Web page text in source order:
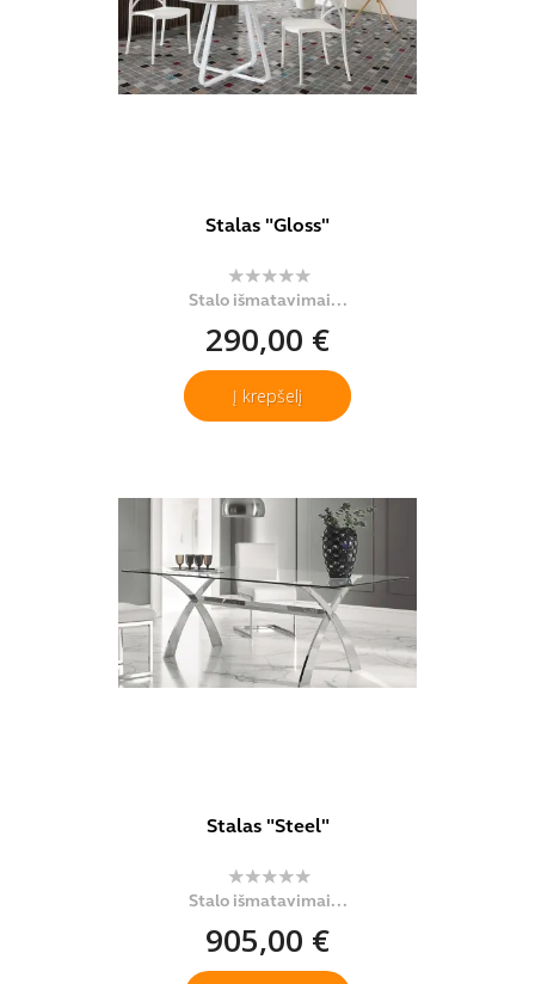
Stalas "Gloss"
Stalo išmatavimai...
290,00 €
Į krepšelį
Stalas "Steel"
Stalo išmatavimai...
905,00 €